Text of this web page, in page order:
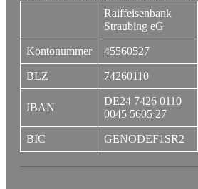
Raiffeisenbank
Straubing eG
Kontonummer 45560527
BLZ 74260110
IBAN
DE24 7426 0110
0045 5605 27
BIC GENODEF1SR2